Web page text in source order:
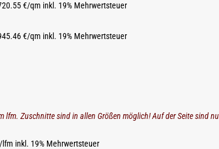
€/qm inkl. 19% Mehrwertsteuer
€/qm inkl. 19% Mehrwertsteuer
Zuschnitte sind in allen Größen möglich! Auf der Seite sind
inkl. 19% Mehrwertsteuer